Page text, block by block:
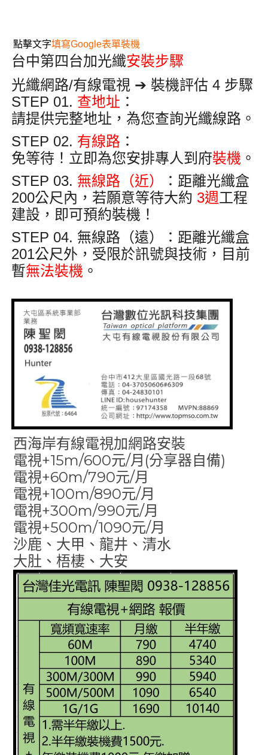
點擊文字填寫Google表單裝機
台中第四台加光纖安裝步驟
光纖網路/有線電視 ➔ 裝機評估 4 步驟
STEP 01. 查地址 ：
請提供完整地址，為您查詢光纖線路 。
STEP 02. 有線路 ：
免等待！立即為您安排專人到府裝機 。
STEP 03. 無線路（近）
：距離光纖盒
200公尺內 ，若願意等待大約 3週工程
建設，即可預約裝機 ！
STEP 04. 無線路（遠）
：距離光纖盒
201公尺外 ，受限於訊號與技術，目前
暫無法裝機 。
西海岸有線電視加網路安裝
電視+15m/600元/月(分享器自備)
電視+60m/790元/月
電視+100m/890元/月
電視+300m/990元/月
電視+500m/1090元/月
沙鹿、大甲、龍井、清水
大肚、梧棲、大安